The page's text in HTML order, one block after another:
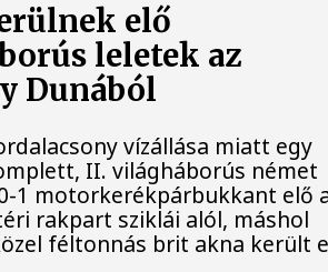
elő
leletek az
Dunából
vízállása miatt egy
II. világháborús német
1 motorkerékpárbukkant elő
rakpart sziklái alól, máshol
féltonnás brit akna került